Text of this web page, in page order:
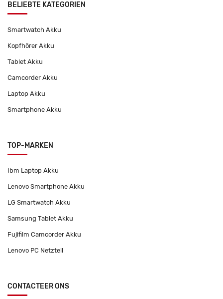
BELIEBTE KATEGORIEN
Smartwatch Akku
Kopfhörer Akku
Tablet Akku
Camcorder Akku
Laptop Akku
Smartphone Akku
TOP-MARKEN
Ibm Laptop Akku
Lenovo Smartphone Akku
LG Smartwatch Akku
Samsung Tablet Akku
Fujifilm Camcorder Akku
Lenovo PC Netzteil
CONTACTEER ONS